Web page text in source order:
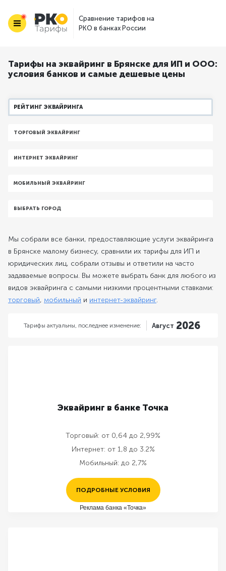
Сравнение тарифов на
РКО в банках России
Тарифы на эквайринг в Брянске для ИП и ООО:
условия банков и самые дешевые цены
РЕЙТИНГ ЭКВАЙРИНГА
ТОРГОВЫЙ ЭКВАЙРИНГ
ИНТЕРНЕТ ЭКВАЙРИНГ
МОБИЛЬНЫЙ ЭКВАЙРИНГ
ВЫБРАТЬ ГОРОД
Мы собрали все банки, предоставляющие услуги эквайринга
в Брянске малому бизнесу, сравнили их тарифы для ИП и
юридических лиц, собрали отзывы и ответили на часто
задаваемые вопросы. Вы можете выбрать банк для любого из
видов эквайринга с самыми низкими процентными ставками:
торговый, мобильный и интернет-эквайринг.
Тарифы актуальны, последнее изменение: Август 2026
Эквайринг в банке Точка
Торговый: от 0,64 до 2,99%
Интернет: от 1,8 до 3.2%
Мобильный: до 2,7%
ПОДРОБНЫЕ УСЛОВИЯ
Реклама банка «Точка»